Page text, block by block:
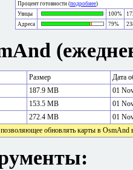
Процент готовности (подробнее)
Улицы
100%
Адреса
79%
Размер
Дата
187.9 MB
01
153.5 MB
01
272.4 MB
01
обновлять карты в OsmAnd